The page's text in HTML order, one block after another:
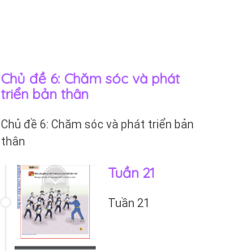
Chủ đề 6: Chăm sóc và phát
triển bản thân
Chủ đề 6: Chăm sóc và phát triển bản
thân
Tuần 21
Tuần 21